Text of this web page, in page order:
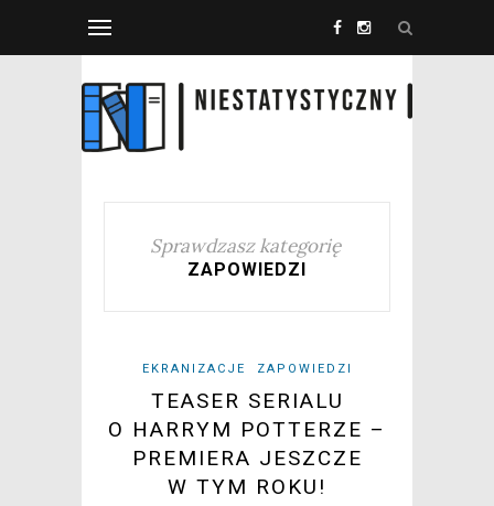
Sprawdzasz kategorię
ZAPOWIEDZI
EKRANIZACJE ZAPOWIEDZI
TEASER SERIALU
O HARRYM POTTERZE –
PREMIERA JESZCZE
W TYM ROKU!